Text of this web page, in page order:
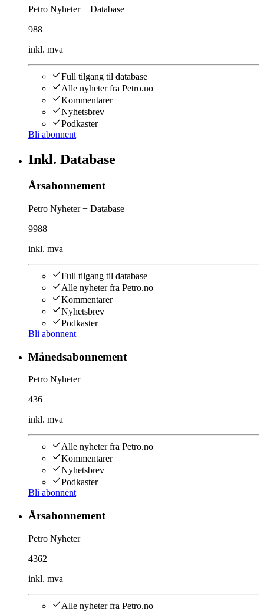
Petro Nyheter + Database
988
inkl. mva
Full tilgang til database
Alle nyheter fra Petro.no
Kommentarer
Nyhetsbrev
Podkaster
Bli abonnent
Inkl. Database
Årsabonnement
Petro Nyheter + Database
9988
inkl. mva
Full tilgang til database
Alle nyheter fra Petro.no
Kommentarer
Nyhetsbrev
Podkaster
Bli abonnent
Månedsabonnement
Petro Nyheter
436
inkl. mva
Alle nyheter fra Petro.no
Kommentarer
Nyhetsbrev
Podkaster
Bli abonnent
Årsabonnement
Petro Nyheter
4362
inkl. mva
Alle nyheter fra Petro.no